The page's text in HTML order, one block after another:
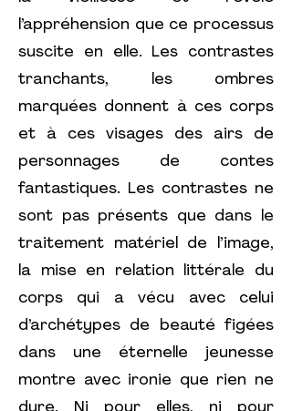
l’appréhension que ce processus
suscite en elle. Les contrastes
tranchants, les ombres
marquées donnent à ces corps
et à ces visages des airs de
personnages de contes
fantastiques. Les contrastes ne
sont pas présents que dans le
traitement matériel de l’image,
la mise en relation littérale du
corps qui a vécu avec celui
d’archétypes de beauté figées
dans une éternelle jeunesse
montre avec ironie que rien ne
dure. Ni pour elles, ni pour